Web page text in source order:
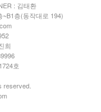
: 김태환
층(동작대로 194)
희
호
reserved.